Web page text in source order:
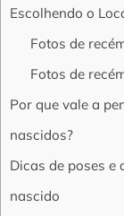
Escolhendo o
Fotos de
Fotos de
Por que vale a
nascidos?
Dicas de poses e
nascido